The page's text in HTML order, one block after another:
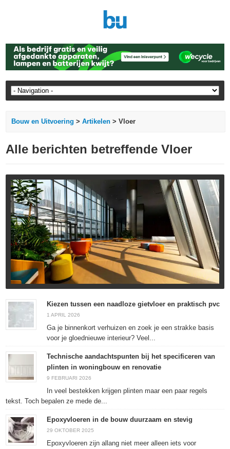
Bouw en Uitvoering >Artikelen > Vloer
Alle berichten betreffende Vloer
Kiezen tussen een naadloze gietvloer en praktisch pvc
1 APRIL 2026
Ga je binnenkort verhuizen en zoek je een strakke basis
voor je gloednieuwe interieur? Veel...
Technische aandachtspunten bij het specificeren van
plinten in woningbouw en renovatie
9 FEBRUARI 2026
In veel bestekken krijgen plinten maar een paar regels
tekst. Toch bepalen ze mede de...
Epoxyvloeren in de bouw duurzaam en stevig
29 OKTOBER 2025
Epoxyvloeren zijn allang niet meer alleen iets voor